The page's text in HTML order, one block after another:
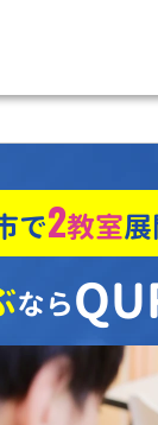
で2教室
なら